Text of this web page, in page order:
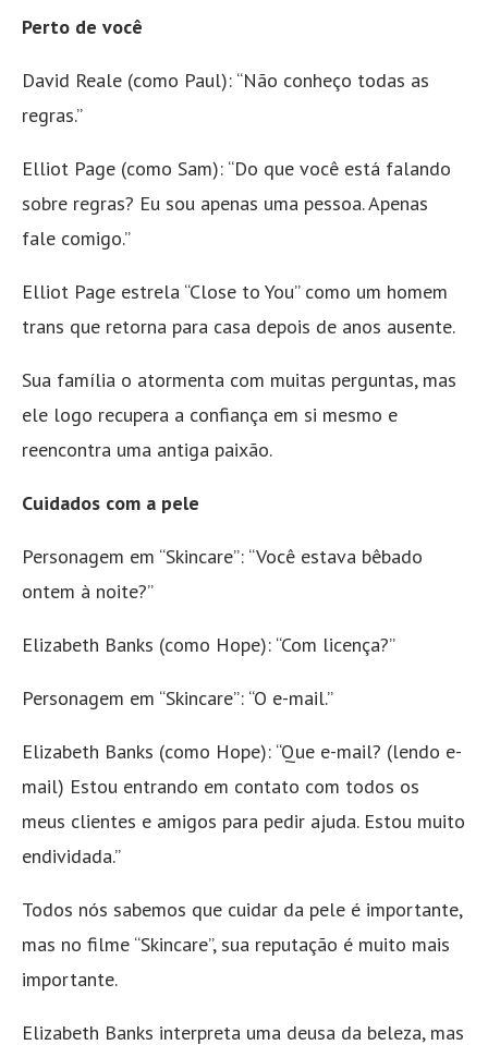
Perto de você
David Reale (como Paul): “Não conheço todas as
regras.”
Elliot Page (como Sam): “Do que você está falando
sobre regras? Eu sou apenas uma pessoa. Apenas
fale comigo.”
Elliot Page estrela “Close to You” como um homem
trans que retorna para casa depois de anos ausente.
Sua família o atormenta com muitas perguntas, mas
ele logo recupera a confiança em si mesmo e
reencontra uma antiga paixão.
Cuidados com a pele
Personagem em “Skincare”: “Você estava bêbado
ontem à noite?”
Elizabeth Banks (como Hope): “Com licença?”
Personagem em “Skincare”: “O e-mail.”
Elizabeth Banks (como Hope): “Que e-mail? (lendo e-
mail) Estou entrando em contato com todos os
meus clientes e amigos para pedir ajuda. Estou muito
endividada.”
Todos nós sabemos que cuidar da pele é importante,
mas no filme “Skincare”, sua reputação é muito mais
importante.
Elizabeth Banks interpreta uma deusa da beleza, mas